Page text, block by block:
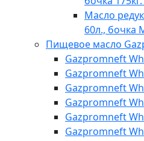
Масло
60л., бочка
Пищевое масло
Gazpromneft
Gazpromneft
Gazpromneft
Gazpromneft
Gazpromneft
Gazpromneft